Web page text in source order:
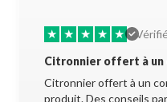
★ ★ ★ ★ ★
Vérifié
Citronnier offert à un
Citronnier offert à un
produit. Des conseils